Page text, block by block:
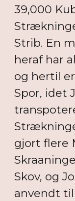
39,000
Strib. En
heraf har
og hertil
Spor, idet
gjort flere
Skov, og
anvendt